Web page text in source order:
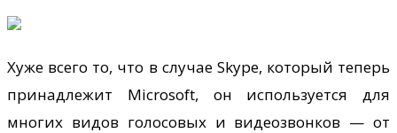
Хуже всего то, что в случае Skype, который теперь
принадлежит Microsoft, он используется для
многих видов голосовых и видеозвонков — от